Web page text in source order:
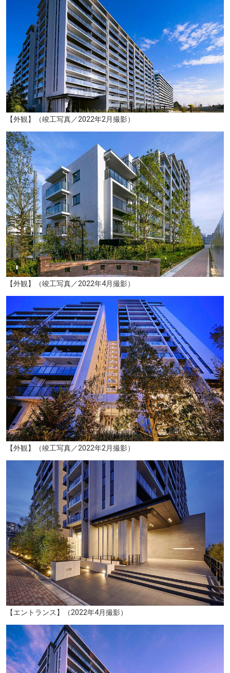
東北大学病院（約1550m／徒歩20分）
仙台市役所（約1320m／徒歩17分）
七十七銀行北仙台支店（約420m／徒歩6分）
せんだいメディアテーク（約1910m／徒歩24分）
【外観】（竣工写真／2022年2月撮影）
【外観】（竣工写真／2022年4月撮影）
【外観】（竣工写真／2022年2月撮影）
【エントランス】（2022年4月撮影）